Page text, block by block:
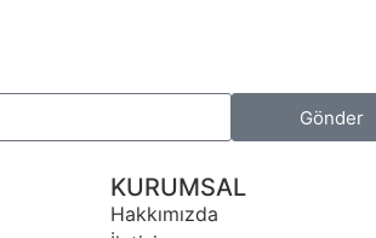
Gönder
KURUMSAL
Hakkımızda